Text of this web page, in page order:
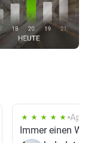
Apr
Immer einen